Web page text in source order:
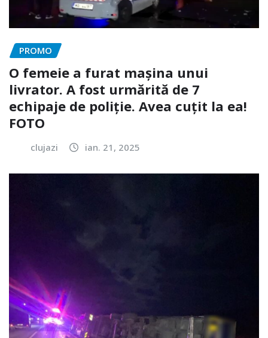
PROMO
O femeie a furat mașina unui
livrator. A fost urmărită de 7
echipaje de poliție. Avea cuțit la ea!
FOTO
clujazi ian. 21, 2025